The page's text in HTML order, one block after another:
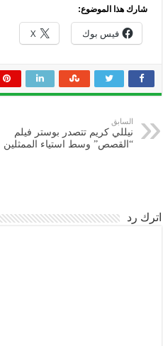
شارك هذا الموضوع:
فيس بوك X
السابق
نيللي كريم تتصدر بوستر فيلم
“القصص” وسط استياء الممثلين
اترك رد